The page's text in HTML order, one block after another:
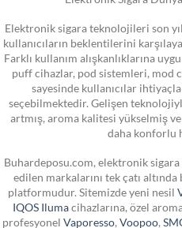
Elektronik sigara teknolojileri son
kullanıcıların beklentilerini
Farklı kullanım alışkanlıklarına
puff cihazlar, pod sistemleri, mod
sayesinde kullanıcılar
seçebilmektedir. Gelişen
artmış, aroma kalitesi yükselmiş
daha konforlu
Buhardeposu.com, elektronik
edilen markalarını tek çatı
platformudur. Sitemizde yeni nesil
IQOS Ilumacihazlarına, özel
profesyonel Vaporesso Voopoo